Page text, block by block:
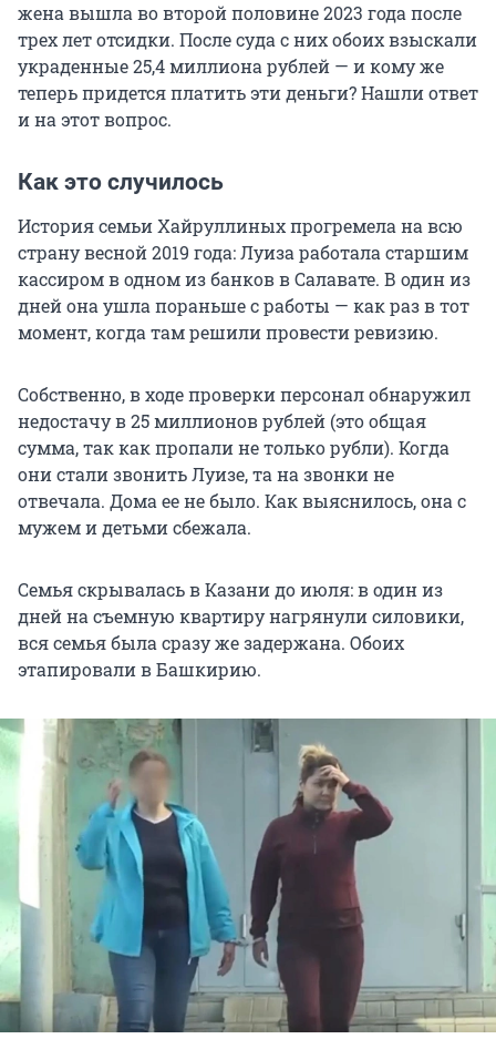
жена вышла во второй половине 2023 года после
трех лет отсидки. После суда с них обоих взыскали
украденные 25,4 миллиона рублей — и кому же
теперь придется платить эти деньги? Нашли ответ
и на этот вопрос.
Как это случилось
История семьи Хайруллиных прогремела на всю
страну весной 2019 года: Луиза работала старшим
кассиром в одном из банков в Салавате. В один из
дней она ушла пораньше с работы — как раз в тот
момент, когда там решили провести ревизию.
Собственно, в ходе проверки персонал обнаружил
недостачу в 25 миллионов рублей (это общая
сумма, так как пропали не только рубли). Когда
они стали звонить Луизе, та на звонки не
отвечала. Дома ее не было. Как выяснилось, она с
мужем и детьми сбежала.
Семья скрывалась в Казани до июля: в один из
дней на съемную квартиру нагрянули силовики,
вся семья была сразу же задержана. Обоих
этапировали в Башкирию.